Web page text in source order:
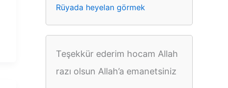
Rüyada heyelan görmek
Teşekkür ederim hocam Allah
razı olsun Allah’a emanetsiniz